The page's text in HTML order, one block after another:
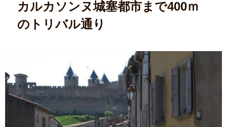
カルカソンヌ城塞都市まで400ｍ
のトリバル通り